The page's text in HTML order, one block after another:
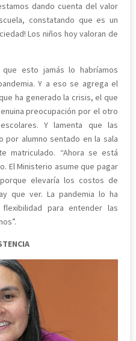
dando cuenta del valor
constatando que es un
Los niños hoy valoran de
esto jamás lo habríamos
Y a eso se agrega el
ha generado la crisis, el que
preocupación por el otro
Y lamenta que las
por alumno sentado en la sala
matriculado. “Ahora se está
El Ministerio asume que pagar
elevaría los costos de
que ver. La pandemia lo ha
para entender las